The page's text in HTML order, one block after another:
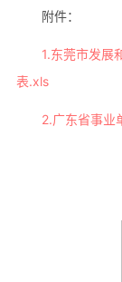
附件：
1.东莞市发展
表.xls
2.广东省事业